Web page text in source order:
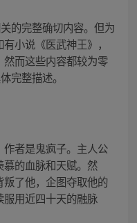
的完整确切内容。但为
小说《医武神王》，
而这些内容都较为零
完整描述。
作者是鬼疯子。主人公
的血脉和天赋。然
了他，企图夺取他的
用近四十天的融脉